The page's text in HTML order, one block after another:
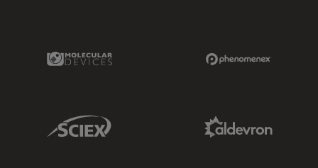
Molecular Devices Link
Sciex Link